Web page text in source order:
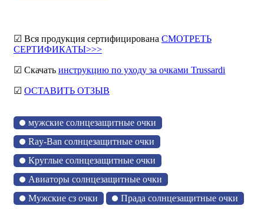
☑ Вся продукция сертифицирована СМОТРЕТЬ
СЕРТИФИКАТЫ>>>
☑ Скачать инструкцию по уходу за очками Trussardi
☑ ОСТАВИТЬ ОТЗЫВ
мужские солнцезащитные очки
Ray-Ban солнцезащитные очки
Круглые солнцезащитные очки
Авиаторы солнцезащитные очки
Мужские сз очки
Прада солнцезащитные очки